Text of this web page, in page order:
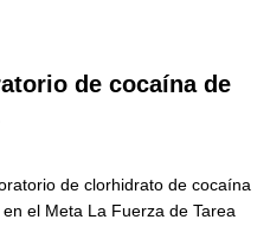
portará Abelardo De La
en el mundo
presunto lavado de activos y
de cocaína de
de clorhidrato de cocaína
el Meta La Fuerza de Tarea